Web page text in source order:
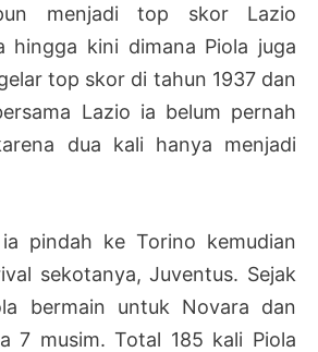
menjadi top skor Lazio
hingga kini dimana Piola juga
top skor di tahun 1937 dan
Lazio ia belum pernah
dua kali hanya menjadi
pindah ke Torino kemudian
sekotanya, Juventus. Sejak
bermain untuk Novara dan
7 musim. Total 185 kali Piola